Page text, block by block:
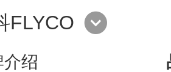
FLYCO
绍